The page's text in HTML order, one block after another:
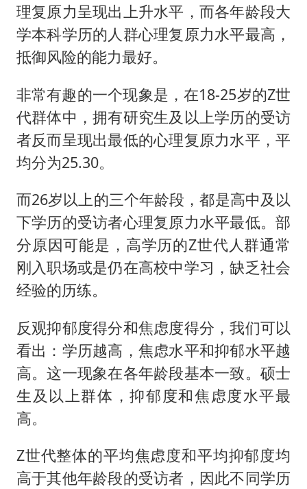
理复原力呈现出上升水平，而各年龄段大
学本科学历的人群心理复原力水平最高，
抵御风险的能力最好。
非常有趣的一个现象是，在18-25岁的Z世
代群体中，拥有研究生及以上学历的受访
者反而呈现出最低的心理复原力水平，平
均分为25.30。
而26岁以上的三个年龄段，都是高中及以
下学历的受访者心理复原力水平最低。部
分原因可能是，高学历的Z世代人群通常
刚入职场或是仍在高校中学习，缺乏社会
经验的历练。
反观抑郁度得分和焦虑度得分，我们可以
看出：学历越高，焦虑水平和抑郁水平越
高。这一现象在各年龄段基本一致。硕士
生及以上群体，抑郁度和焦虑度水平最
高。
Z世代整体的平均焦虑度和平均抑郁度均
高于其他年龄段的受访者，因此不同学历